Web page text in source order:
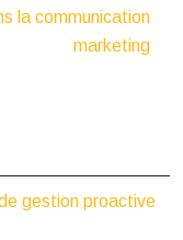
la communication
marketing
gestion proactive